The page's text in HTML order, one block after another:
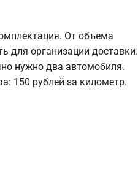
От объема
для организации доставки.
нужно два автомобиля.
150 рублей за километр.